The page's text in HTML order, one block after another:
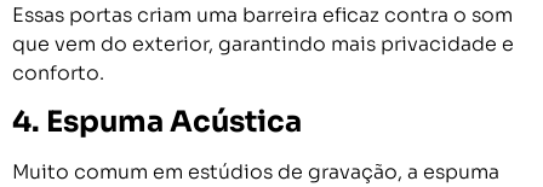
Essas portas criam uma barreira eficaz contra o som
que vem do exterior, garantindo mais privacidade e
conforto.
4. Espuma Acústica
Muito comum em estúdios de gravação, a espuma